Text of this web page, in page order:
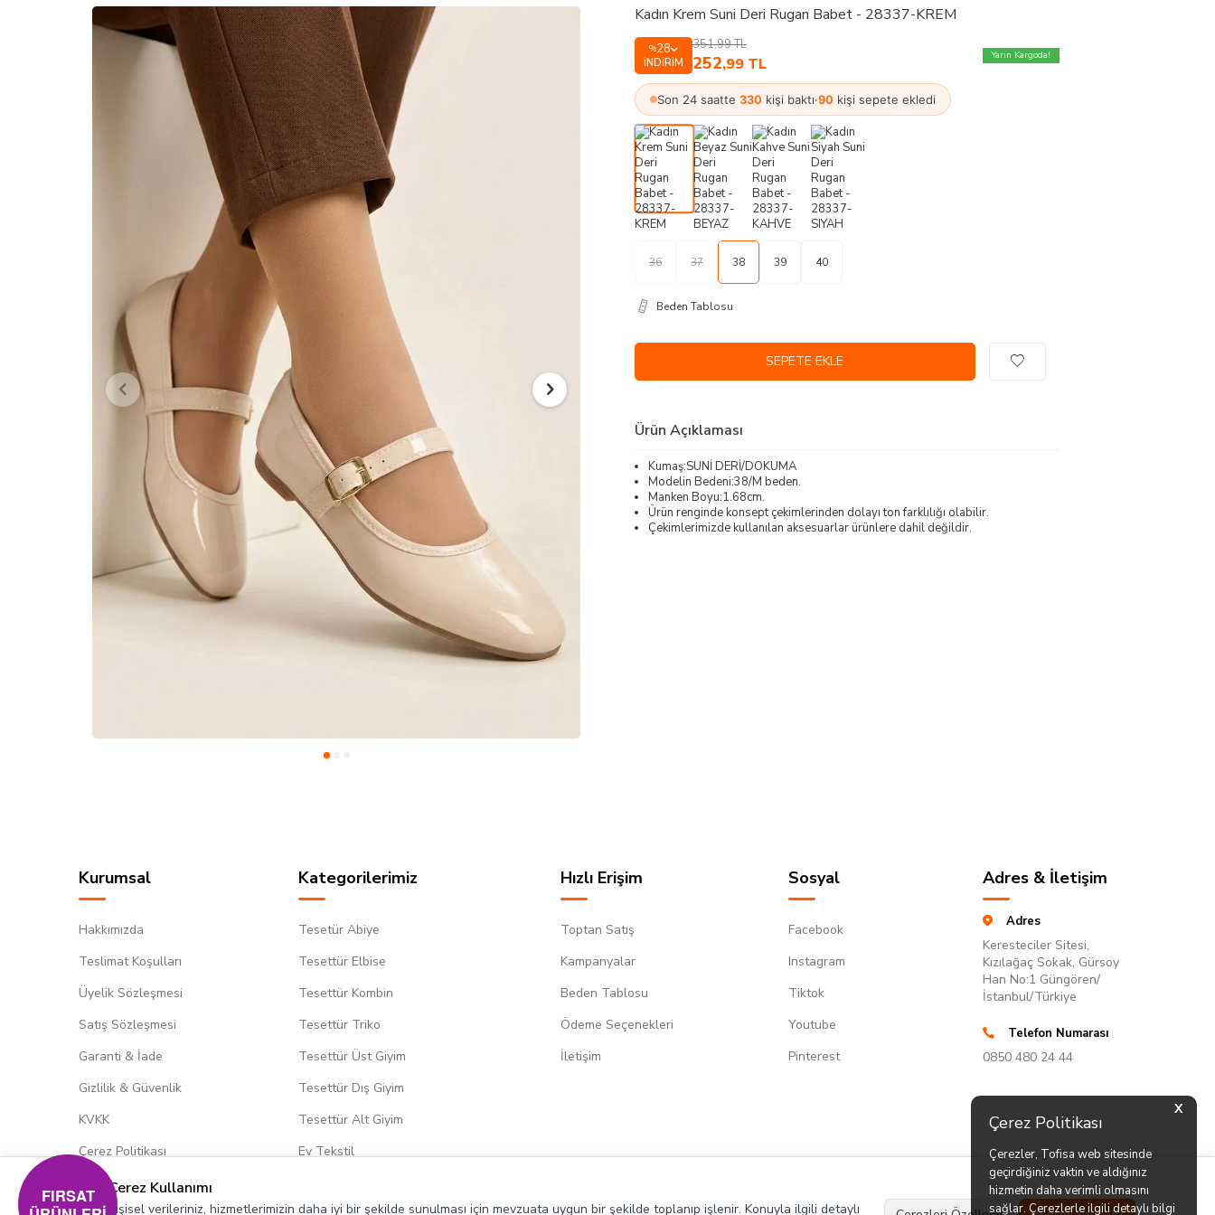
X
Çerez Politikası
Çerezler, Tofisa web sitesinde
geçirdiğiniz vaktin ve aldığınız
hizmetin daha verimli olmasını
sağlar. Çerezlerle ilgili detaylı bilgi
Kadın Krem Suni Deri Rugan Babet - 28337-KREM
%28
İNDIRIM
351,99TL
252,99 TL Yarın Kargoda!
Son 24 saatte 330 kişi baktı·90 kişi sepete ekledi
36 37 38 39 40
Beden Tablosu
SEPETE EKLE
Ürün Açıklaması
Kumaş:SUNİ DERİ/DOKUMA
Modelin Bedeni:38/M beden.
Manken Boyu:1.68cm.
Ürün renginde konsept çekimlerinden dolayı ton farklılığı olabilir.
Çekimlerimizde kullanılan aksesuarlar ürünlere dahil değildir.
Kurumsal
Hakkımızda
Teslimat Koşulları
Üyelik Sözleşmesi
Satış Sözleşmesi
Garanti & İade
Gizlilik & Güvenlik
KVKK
Çerez Politikası
Kategorilerimiz
Tesetür Abiye
Tesettür Elbise
Tesettür Kombin
Tesettür Triko
Tesettür Üst Giyim
Tesettür Dış Giyim
Tesettür Alt Giyim
Ev Tekstil
Hızlı Erişim
Toptan Satış
Kampanyalar
Beden Tablosu
Ödeme Seçenekleri
İletişim
Sosyal
Facebook
Instagram
Tiktok
Youtube
Pinterest
Adres & İletişim
Adres
Keresteciler Sitesi,
Kızılağaç Sokak, Gürsoy
Han No:1 Güngören/
İstanbul/Türkiye
Telefon Numarası
0850 480 24 44
Çerez Kullanımı
Kişisel verileriniz, hizmetlerimizin daha iyi bir şekilde sunulması için mevzuata uygun bir şekilde toplanıp işlenir. Konuyla ilgili detaylı
FIRSAT